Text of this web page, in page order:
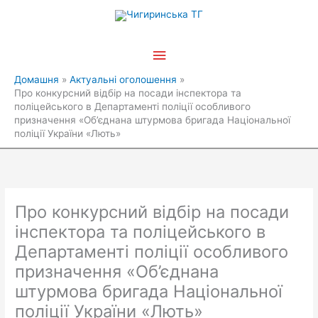
Головне
Домашня
Актуальні оголошення
Про конкурсний відбір на посади інспектора та
поліцейського в Департаменті поліції особливого
призначення «Об’єднана штурмова бригада Національної
поліції України «Лють»
Про конкурсний відбір на посади
інспектора та поліцейського в
Департаменті поліції особливого
призначення «Об’єднана
штурмова бригада Національної
поліції України «Лють»